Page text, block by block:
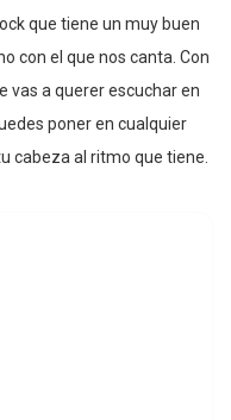
que tiene un muy buen
con el que nos canta. Con
vas a querer escuchar en
poner en cualquier
cabeza al ritmo que tiene.